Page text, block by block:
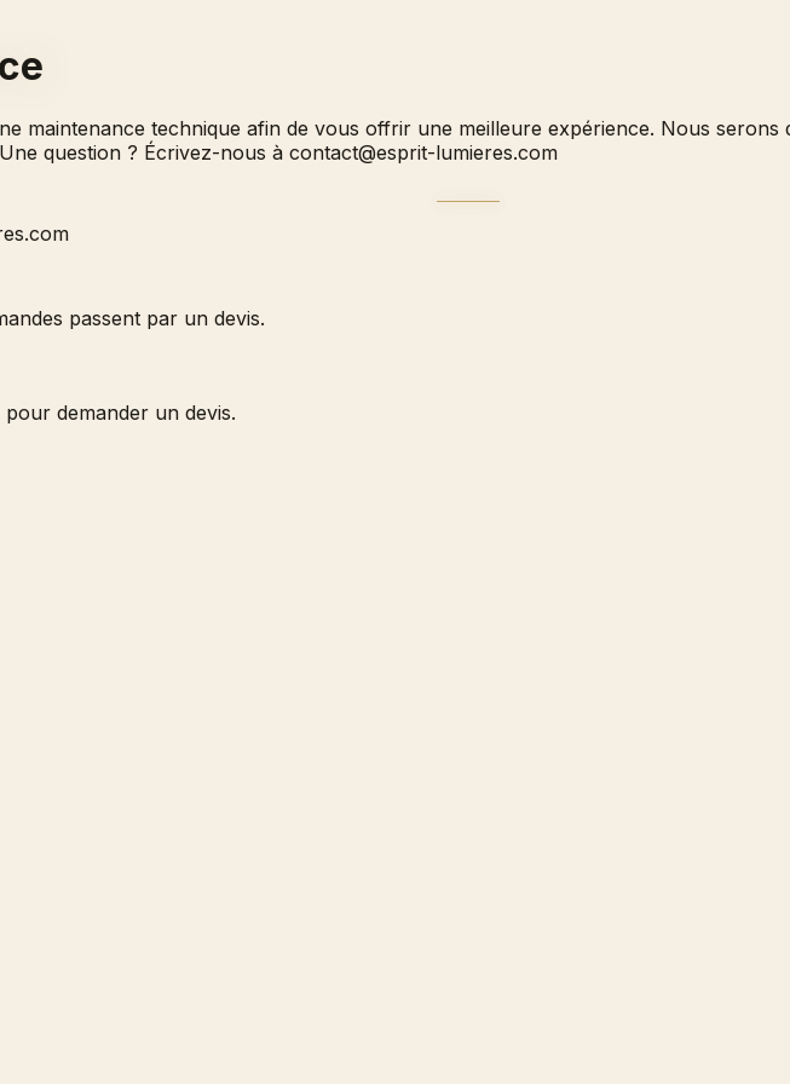
maintenance technique afin de vous offrir une meilleure expérience. Nous
question ? Écrivez-nous à contact@esprit-lumieres.com
passent par un devis.
demander un devis.